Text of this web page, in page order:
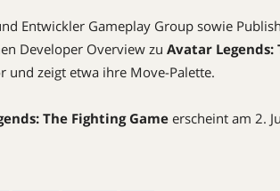
Entwickler Gameplay Group sowie
Developer Overview zu Avatar Legends:
und zeigt etwa ihre Move-Palette.
The Fighting Game erscheint am 2.